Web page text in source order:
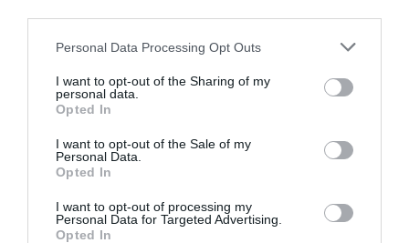
Personal Data Processing Opt Outs
I want to opt-out of the Sharing of my
personal data.
Opted In
I want to opt-out of the Sale of my
Personal Data.
Opted In
I want to opt-out of processing my
Personal Data for Targeted Advertising.
Opted In
ταινία της ίδιας χρονιάς, τη «Συνοικία το όνειρο»